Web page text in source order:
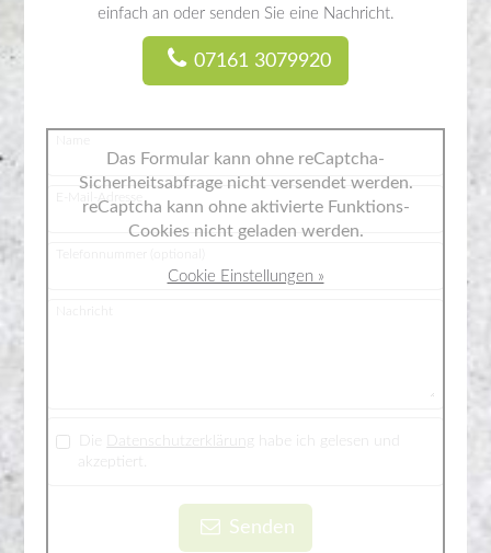
einfach an oder senden Sie eine Nachricht.
07161 3079920
Die Datenschutzerklärung habe ich gelesen und
akzeptiert.
Senden
Das Formular kann ohne reCaptcha-
Sicherheitsabfrage nicht versendet werden.
reCaptcha kann ohne aktivierte Funktions-
Cookies nicht geladen werden.
Cookie Einstellungen »